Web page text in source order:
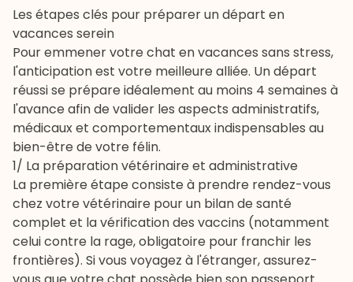
Les étapes clés pour préparer un départ en
vacances serein
Pour emmener votre chat en vacances sans stress,
l'anticipation est votre meilleure alliée. Un départ
réussi se prépare idéalement au moins 4 semaines à
l'avance afin de valider les aspects administratifs,
médicaux et comportementaux indispensables au
bien-être de votre félin.
1/ La préparation vétérinaire et administrative
La première étape consiste à prendre rendez-vous
chez votre vétérinaire pour un bilan de santé
complet et la vérification des vaccins (notamment
celui contre la rage, obligatoire pour franchir les
frontières). Si vous voyagez à l'étranger, assurez-